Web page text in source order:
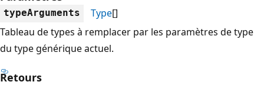
typeArguments Type[]
Tableau de types à remplacer par les paramètres de type
du type générique actuel.
Retours